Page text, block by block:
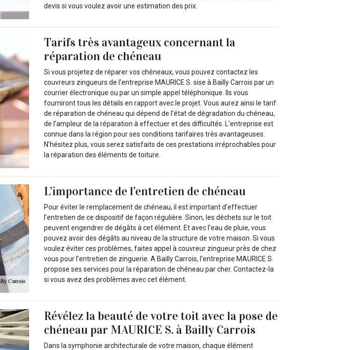
devis si vous voulez avoir une estimation des prix.
Tarifs très avantageux concernant la
réparation de chéneau
Si vous projetez de réparer vos chéneaux, vous pouvez contactez les
couvreurs zingueurs de l’entreprise MAURICE S. sise à Bailly Carrois par un
courrier électronique ou par un simple appel téléphonique. Ils vous
fourniront tous les détails en rapport avec le projet. Vous aurez ainsi le tarif
de réparation de chéneau qui dépend de l’état de dégradation du chéneau,
de l’ampleur de la réparation à effectuer et des difficultés. L’entreprise est
connue dans la région pour ses conditions tarifaires très avantageuses.
N’hésitez plus, vous serez satisfaits de ces prestations irréprochables pour
la réparation des éléments de toiture.
L’importance de l’entretien de chéneau
Pour éviter le remplacement de chéneau, il est important d’effectuer
l’entretien de ce dispositif de façon régulière. Sinon, les déchets sur le toit
peuvent engendrer de dégâts à cet élément. Et avec l’eau de pluie, vous
pouvez avoir des dégâts au niveau de la structure de votre maison. Si vous
voulez éviter ces problèmes, faites appel à couvreur zingueur près de chez
vous pour l’entretien de zinguerie. A Bailly Carrois, l’entreprise MAURICE S.
propose ses services pour la réparation de chéneau par cher. Contactez-la
si vous avez des problèmes avec cet élément.
Révélez la beauté de votre toit avec la pose de
chéneau par MAURICE S. à Bailly Carrois
Dans la symphonie architecturale de votre maison, chaque élément